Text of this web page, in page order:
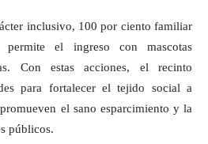
inclusivo, 100 por ciento familiar
el ingreso con mascotas
Con estas acciones, el recinto
para fortalecer el tejido social a
el sano esparcimiento y la
públicos.